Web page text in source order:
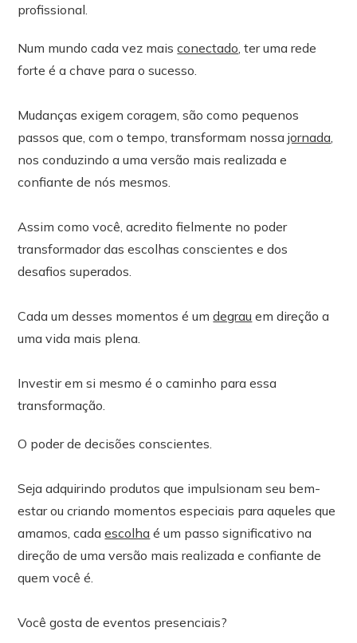
profissional.
Num mundo cada vez maisconectado, ter uma rede
forte é a chave para o sucesso.
Mudanças exigem coragem, são como pequenos
passos que, com o tempo, transformam nossajornada,
nos conduzindo a uma versão mais realizada e
confiante de nós mesmos.
Assim como você, acredito fielmente no poder
transformador das escolhas conscientes e dos
desafios superados.
Cada um desses momentos é umdegrau em direção a
uma vida mais plena.
Investir em si mesmo é o caminho para essa
transformação.
O poder de decisões conscientes.
Seja adquirindo produtos que impulsionam seu bem-
estar ou criando momentos especiais para aqueles que
amamos, cadaescolha é um passo significativo na
direção de uma versão mais realizada e confiante de
quem você é.
Você gosta de eventos presenciais?